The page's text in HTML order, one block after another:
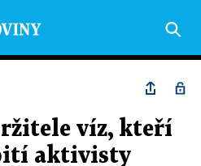
víz, kteří
aktivisty